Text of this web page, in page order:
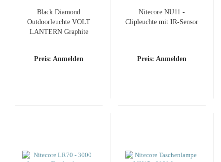
Black Diamond
Outdoorleuchte VOLT
LANTERN Graphite
Preis: Anmelden
Nitecore NU11 -
Clipleuchte mit IR-Sensor
Preis: Anmelden